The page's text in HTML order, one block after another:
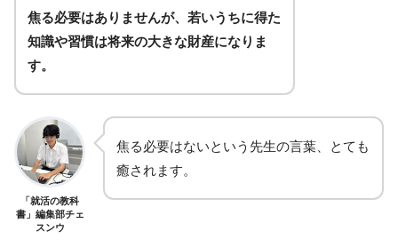
焦る必要はありませんが、若いうちに得た
知識や習慣は将来の大きな財産になりま
す。
「就活の教科
書」編集部チェ
スンウ
焦る必要はないという先生の言葉、とても
癒されます。